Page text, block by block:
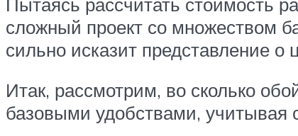
сложный проект со множеством
сильно исказит представление о
Итак, рассмотрим, во сколько
базовыми удобствами, учитывая